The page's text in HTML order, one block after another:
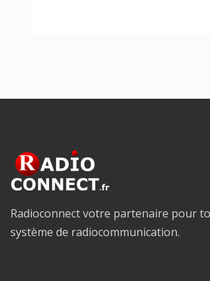
Radioconnect votre partenaire pour
système de radiocommunication.